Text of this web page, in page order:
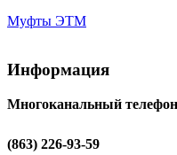
Муфты ЭТМ
Информация
Многоканальный телефон
(863) 226-93-59